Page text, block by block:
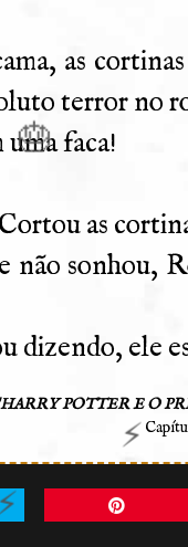
as
terror no
faca!
as
não sonhou,
dizendo, ele
HARRY POTTER E O